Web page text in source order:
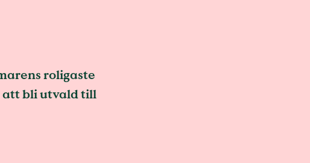
roligaste
att bli utvald till